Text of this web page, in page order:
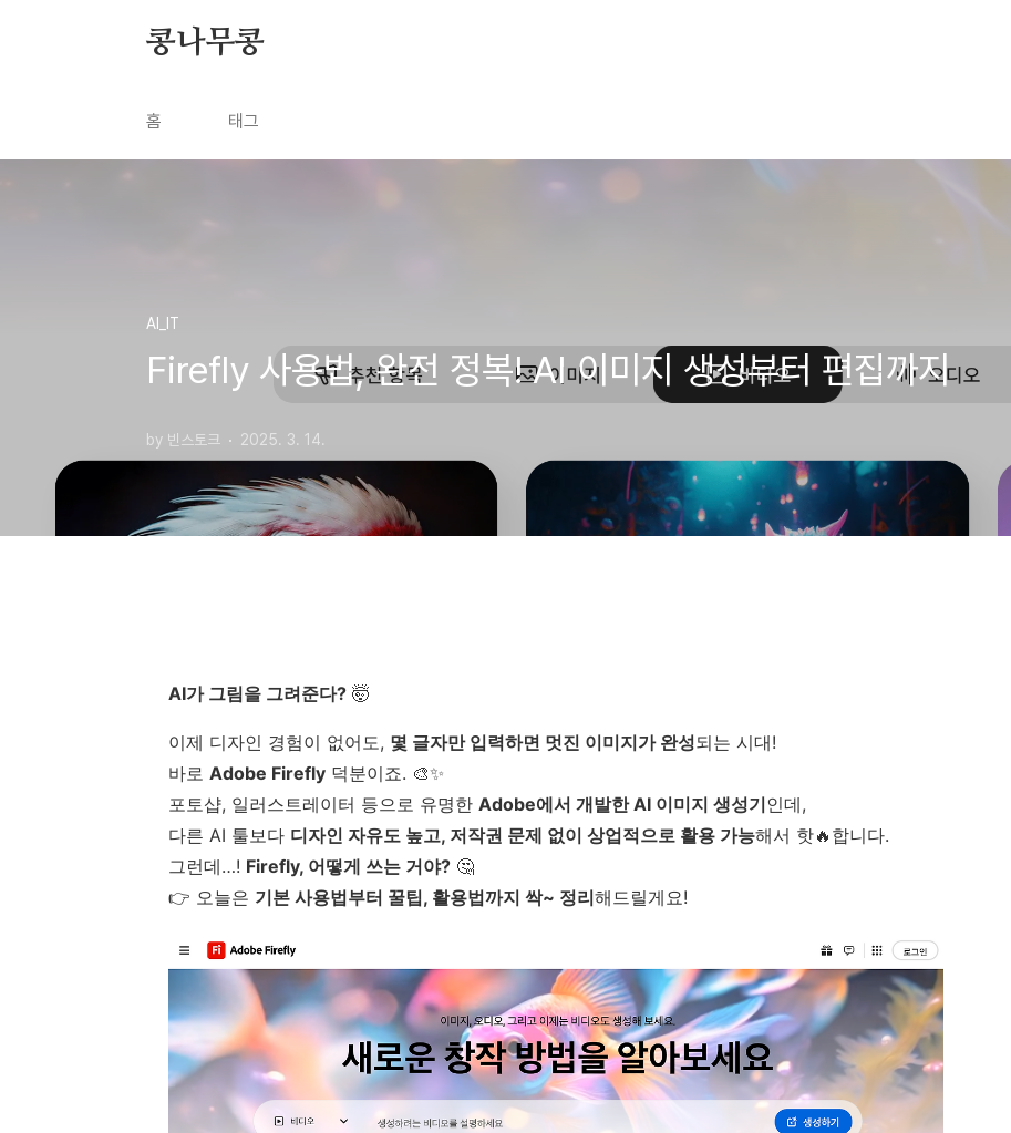
콩나무콩
홈 태그
AI_IT
Firefly 사용법, 완전 정복! AI 이미지 생성부터 편집까지
by 빈스토크 2025. 3. 14.
AI가 그림을 그려준다? 🤯
이제 디자인 경험이 없어도, 몇 글자만 입력하면 멋진 이미지가 완성되는 시대!
바로 Adobe Firefly 덕분이죠. 🎨✨
포토샵, 일러스트레이터 등으로 유명한 Adobe에서 개발한 AI 이미지 생성기인데,
다른 AI 툴보다 디자인 자유도 높고, 저작권 문제 없이 상업적으로 활용 가능해서 핫🔥합니다.
그런데…! Firefly, 어떻게 쓰는 거야? 🤔
👉 오늘은 기본 사용법부터 꿀팁, 활용법까지 싹~ 정리해드릴게요!